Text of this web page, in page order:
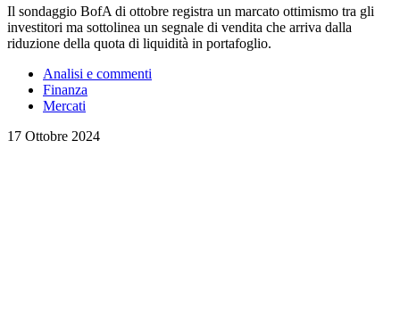
Il sondaggio BofA di ottobre registra un marcato ottimismo tra gli
investitori ma sottolinea un segnale di vendita che arriva dalla
riduzione della quota di liquidità in portafoglio.
Analisi e commenti
Finanza
Mercati
17 Ottobre 2024